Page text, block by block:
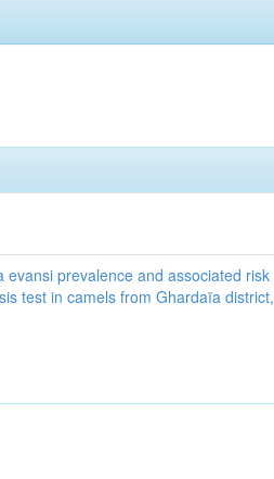
evansi prevalence and associated risk
test in camels from Ghardaïa district,